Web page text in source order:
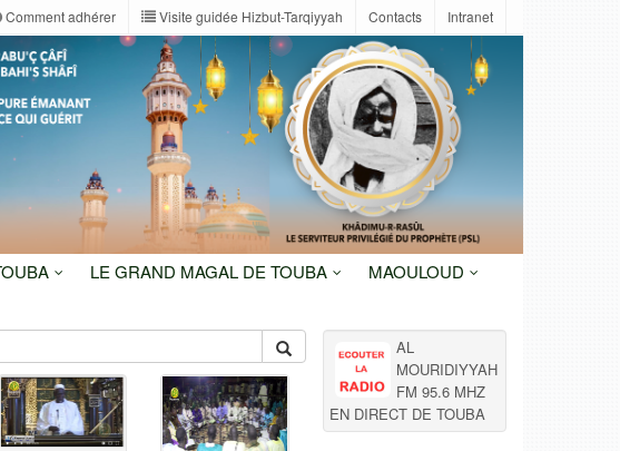
Comment adhérer Visite guidée Hizbut-Tarqiyyah Contacts Intranet
LE GRAND MAGAL DE TOUBA MAOULOUD
AL
MOURIDIYYAH
FM 95.6 MHZ
EN DIRECT DE TOUBA